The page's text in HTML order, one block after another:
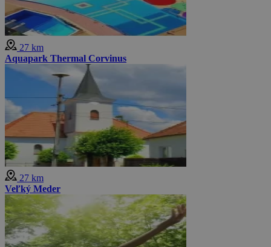
27 km
Aquapark Thermal Corvinus
27 km
Veľký Meder